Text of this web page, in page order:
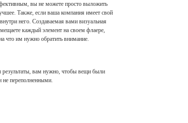
вы не можете просто выложить
Также, если ваша компания имеет свой
него. Создаваемая вами визуальная
каждый элемент на своем флаере,
что им нужно обратить внимание.
результаты, вам нужно, чтобы вещи были
не переполненными.